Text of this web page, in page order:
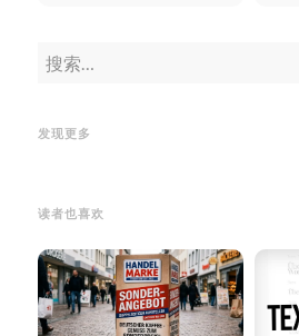
发现更多
免费获客：10种真正有效的方法
读者也喜欢